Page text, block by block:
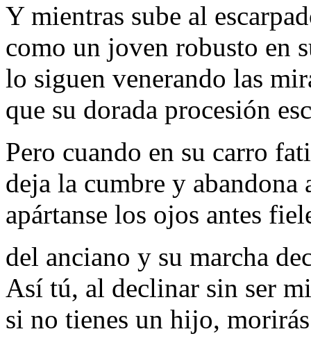
Y mientras sube al
como un joven robusto en
lo siguen venerando las
que su dorada procesión
Pero cuando en su carro
deja la cumbre y abandona
apártanse los ojos antes
del anciano y su marcha
Así tú, al declinar sin ser
si no tienes un hijo,